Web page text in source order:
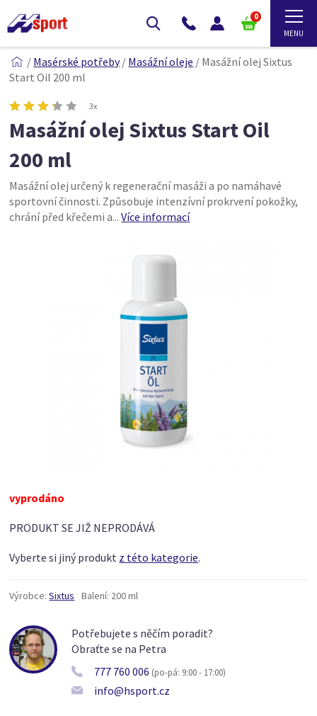
0
/ Masérské potřeby/ Masážní oleje / Masážní olej Sixtus
Start Oil 200 ml
3x
Masážní olej Sixtus Start Oil
200 ml
Masážní olej určený k regenerační masáži a po namáhavé
sportovní činnosti. Způsobuje intenzívní prokrvení pokožky,
chrání před křečemi a...Více informací
vyprodáno
PRODUKT SE JIŽ NEPRODÁVÁ
Vyberte si jiný produkt z této kategorie.
Výrobce: Sixtus Balení: 200 ml
Potřebujete s něčím poradit?
Obraťte se na Petra
777 760 006 (po-pá: 9:00 - 17:00)
info@hsport.cz